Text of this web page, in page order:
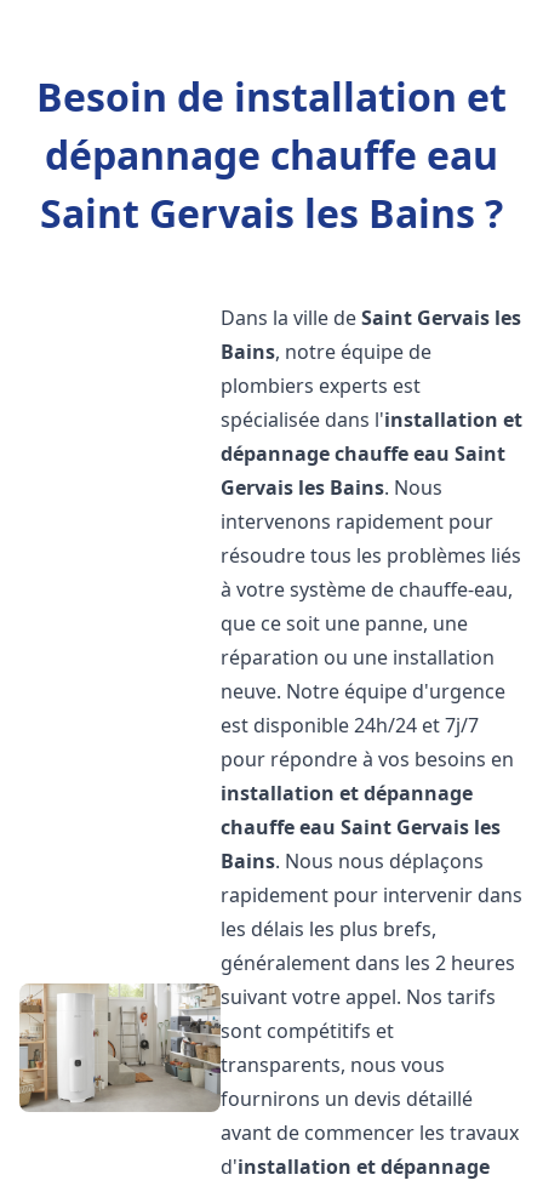
Besoin de installation et
dépannage chauffe eau
Saint Gervais les Bains ?
Dans la ville deSaint Gervais les
Bains, notre équipe de
plombiers experts est
spécialisée dans l'installation et
dépannage chauffe eau Saint
Gervais les Bains. Nous
intervenons rapidement pour
résoudre tous les problèmes liés
à votre système de chauffe-eau,
que ce soit une panne, une
réparation ou une installation
neuve. Notre équipe d'urgence
est disponible 24h/24 et 7j/7
pour répondre à vos besoins en
installation et dépannage
chauffe eau Saint Gervais les
Bains. Nous nous déplaçons
rapidement pour intervenir dans
les délais les plus brefs,
généralement dans les 2 heures
suivant votre appel. Nos tarifs
sont compétitifs et
transparents, nous vous
fournirons un devis détaillé
avant de commencer les travaux
d'installation et dépannage